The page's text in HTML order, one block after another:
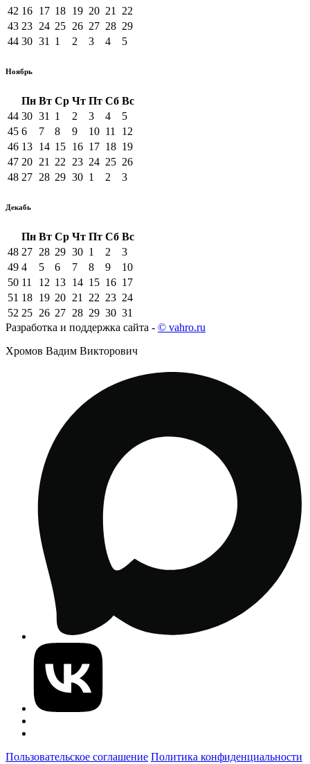
42 16 17 18 19 20 21
22
43 23 24 25 26 27 28 29
44 30 31 1 2 3 4 5
Ноябрь
Пн Вт Ср Чт Пт Сб Вс
44 30 31 1 2 3 4
5
45 6 7 8 9 10 11
12
46 13 14 15 16 17 18 19
47 20 21 22 23 24 25 26
48 27 28 29 30 1 2 3
Декабь
Пн Вт Ср Чт Пт Сб Вс
48 27 28 29 30 1 2
3
49 4 5 6 7 8 9
10
50 11 12 13 14 15 16 17
51 18 19 20 21 22 23 24
52 25 26 27 28 29 30 31
Разработка и поддержка сайта - © vahro.ru
Хромов Вадим Викторович
Пользовательское соглашение Политика конфиденциальности